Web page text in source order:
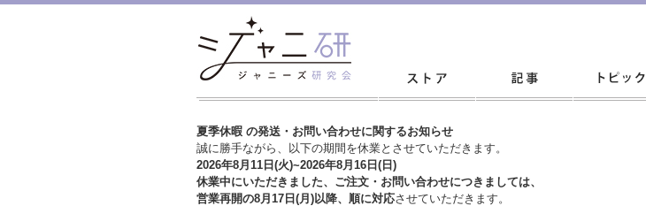
夏季休暇 の発送・お問い合わせに関するお知らせ
誠に勝手ながら、以下の期間を休業とさせていただきます。
2026年8月11日(火)~2026年8月16日(日)
休業中にいただきました、ご注文・お問い合わせにつきましては、
営業再開の8月17日(月)以降、順に対応させていただきます。